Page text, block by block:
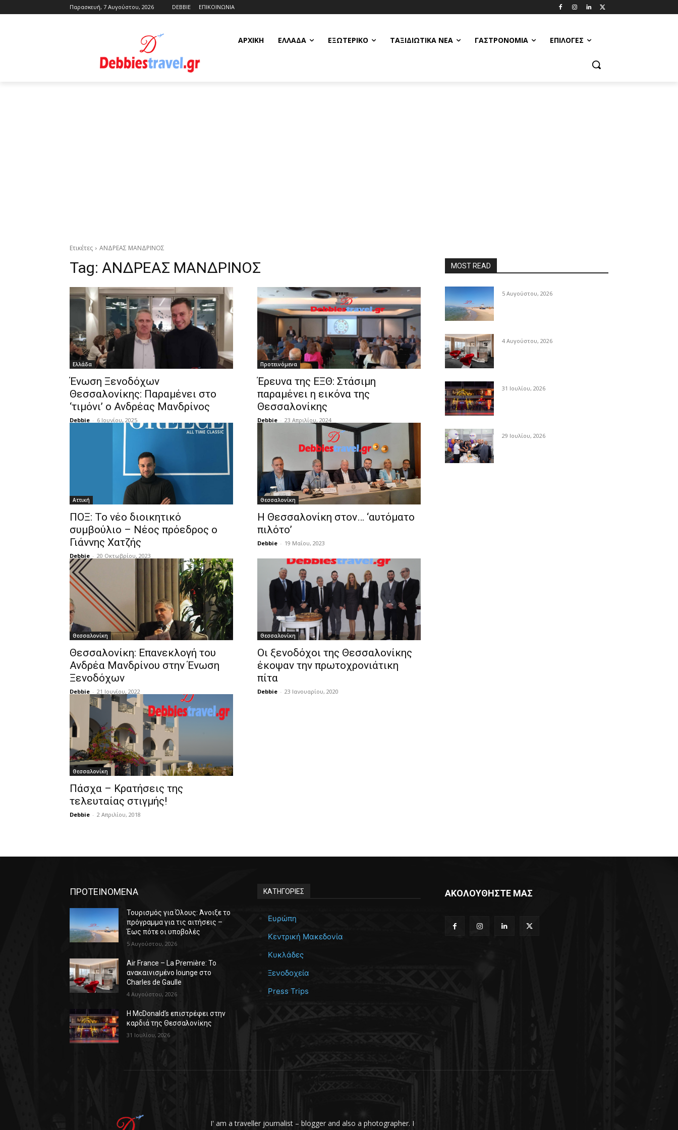
Παρασκευή, 7 Αυγούστου, 2026 DEBBIE ΕΠΙΚΟΙΝΩΝΙΑ
ΑΡΧΙΚΗ ΕΛΛΆΔΑ ΕΞΩΤΕΡΙΚΌ ΤΑΞΙΔΙΩΤΙΚΆ ΝΈΑ ΓΑΣΤΡΟΝΟΜΊΑ ΕΠΙΛΟΓΈΣ
Ετικέτες ΑΝΔΡΕΑΣ ΜΑΝΔΡΙΝΟΣ
Tag: ΑΝΔΡΕΑΣ ΜΑΝΔΡΙΝΟΣ
Ελλάδα
Ένωση Ξενοδόχων
Θεσσαλονίκης: Παραμένει στο
‘τιμόνι’ ο Ανδρέας Μανδρίνος
Debbie - 6 Ιουνίου, 2025
Προτεινόμενα
Έρευνα της ΕΞΘ: Στάσιμη
παραμένει η εικόνα της
Θεσσαλονίκης
Debbie - 23 Απριλίου, 2024
Αττική
ΠΟΞ: Το νέο διοικητικό
συμβούλιο – Νέος πρόεδρος ο
Γιάννης Χατζής
Debbie - 20 Οκτωβρίου, 2023
Θεσσαλονίκη
Η Θεσσαλονίκη στον… ‘αυτόματο
πιλότο’
Debbie - 19 Μαΐου, 2023
Θεσσαλονίκη
Θεσσαλονίκη: Επανεκλογή του
Ανδρέα Μανδρίνου στην Ένωση
Ξενοδόχων
Debbie - 21 Ιουνίου, 2022
Θεσσαλονίκη
Οι ξενοδόχοι της Θεσσαλονίκης
έκοψαν την πρωτοχρονιάτικη
πίτα
Debbie - 23 Ιανουαρίου, 2020
Θεσσαλονίκη
Πάσχα – Κρατήσεις της
τελευταίας στιγμής!
Debbie - 2 Απριλίου, 2018
MOST READ
5 Αυγούστου, 2026
4 Αυγούστου, 2026
31 Ιουλίου, 2026
29 Ιουλίου, 2026
ΠΡΟΤΕΙΝΟΜΕΝΑ
Τουρισμός για Όλους: Άνοιξε το
πρόγραμμα για τις αιτήσεις –
Έως πότε οι υποβολές
5 Αυγούστου, 2026
Air France – La Première: Το
ανακαινισμένο lounge στο
Charles de Gaulle
4 Αυγούστου, 2026
Η McDonald’s επιστρέφει στην
καρδιά της Θεσσαλονίκης
31 Ιουλίου, 2026
ΚΑΤΗΓΟΡΙΕΣ
Ευρώπη
Κεντρική Μακεδονία
Κυκλάδες
Ξενοδοχεία
Press Trips
ΑΚΟΛΟΥΘΗΣΤΕ ΜΑΣ
I' am a traveller journalist – blogger and also a photographer. I